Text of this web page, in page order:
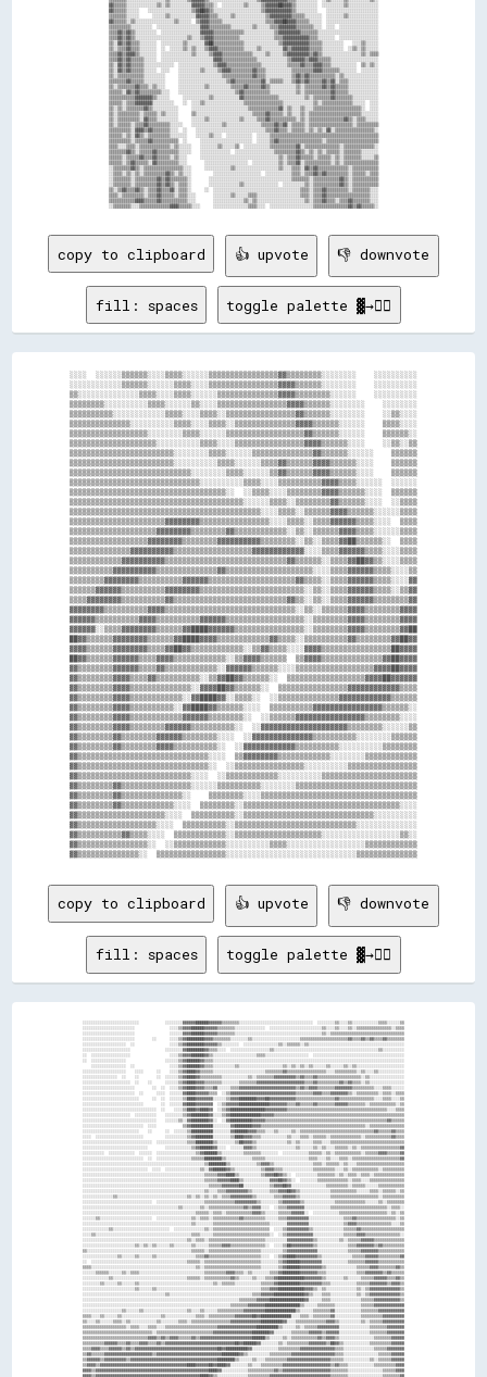
copy to clipboard 👍 upvote 👎 downvote
fill: spaces toggle palette ▓→✊🏽
░░░░  ░░░░░░▒▒▒▒▒▒░░░░▒▒▒▒░░░░░░▒▒▒▒▒▒▒▒▒▒▒▒▒▒▒▒▓▓▒▒▒▒▒▒▒▒░░░░░░░░    ░░░░░░░░░░
░░░░░░░░░░░░▒▒▒▒▒▒░░░░░░▒▒▒▒░░░░▒▒▒▒▒▒▒▒▒▒▒▒▒▒▒▒▓▓▓▓▒▒▒▒▒▒░░░░░░░░    ░░░░░░░░░░
▒▒░░░░░░░░░░░░░░▒▒▒▒░░░░▒▒▒▒░░░░░░▒▒▒▒▒▒▒▒▒▒▒▒▒▒▓▓▓▓▒▒▒▒▒▒▒▒░░░░░░    ░░░░░░░░░░
▒▒▒▒▒▒▒▒░░░░░░░░░░▒▒▒▒░░░░░░▒▒░░░░▒▒▒▒▒▒▒▒▒▒▒▒▒▒▒▒▓▓▓▓▒▒▒▒▒▒░░░░░░░░    ░░░░░░░░
▒▒▒▒▒▒▒▒▒▒░░░░░░░░░░░░▒▒▒▒░░░░▒▒▒▒░░▒▒▒▒▒▒▒▒▒▒▒▒▒▒▒▒▓▓▒▒▒▒▒▒░░░░░░░░    ░░▒▒░░░░
▒▒▒▒▒▒▒▒▒▒▒▒▒▒░░░░░░░░░░▒▒▒▒░░░░▒▒▒▒░░▒▒▒▒▒▒▒▒▒▒▒▒▒▒▓▓▓▓▒▒▒▒▒▒░░░░░░    ▒▒▒▒░░░░
▒▒▒▒▒▒▒▒▒▒▒▒▒▒▒▒▒▒░░░░░░░░▒▒▒▒░░░░░░▒▒▒▒▒▒▒▒▒▒▒▒▒▒▒▒▒▒▓▓▒▒▒▒▒▒░░░░░░    ▒▒▒▒▒▒░░
▒▒▒▒▒▒▒▒▒▒▒▒▒▒▒▒▒▒▒▒░░░░░░░░░░▒▒▒▒░░░░▒▒▒▒▒▒▒▒▒▒▒▒▒▒▒▒▓▓▓▓▒▒▒▒▒▒░░░░    ░░▒▒░░▒▒
▒▒▒▒▒▒▒▒▒▒▒▒▒▒▒▒▒▒▒▒▒▒▒▒░░░░░░░░▒▒▒▒░░░░░░▒▒▒▒▒▒▒▒▒▒▒▒▒▒▓▓▒▒▒▒▒▒░░░░░░    ▒▒▒▒▒▒
▒▒▒▒▒▒▒▒▒▒▒▒▒▒▒▒▒▒▒▒▒▒▒▒░░░░░░░░░░▒▒▒▒░░░░░░▒▒▒▒▓▓▒▒▒▒▒▒▓▓▓▓▒▒▒▒▒▒░░░░    ▒▒▒▒▒▒
▒▒▒▒▒▒▒▒▒▒▒▒▒▒▒▒▒▒▒▒▒▒▒▒▒▒▒▒░░░░░░░░▒▒▒▒░░░░░░▒▒▓▓▒▒▒▒▒▒▓▓▓▓▒▒▒▒▒▒░░░░    ▒▒▒▒▒▒
▒▒▒▒▒▒▒▒▒▒▒▒▒▒▒▒▒▒▒▒▒▒▒▒▒▒▒▒▒▒░░░░░░░░░░▒▒▒▒░░░░▒▒▒▒▒▒▒▒▒▒▓▓▓▓▒▒▒▒░░░░░░  ░░░░░░
▒▒▒▒▒▒▒▒▒▒▒▒▒▒▒▒▒▒▒▒▒▒▒▒▒▒▒▒▒▒▒▒▒▒▒▒░░  ░░▒▒▒▒░░░░▒▒▒▒▒▒▒▒▓▓▓▓▒▒▒▒▒▒░░░░  ▒▒▒▒▒▒
▒▒▒▒▒▒▒▒▒▒▒▒▒▒▒▒▒▒▒▒▒▒▒▒▒▒▒▒▒▒▒▒▒▒▒▒▒▒▒▒░░░░░░▒▒▒▒░░▒▒▒▒▒▒▒▒▓▓▒▒▒▒▒▒░░░░  ░░▒▒▒▒
▒▒▒▒▒▒▒▒▒▒▒▒▒▒▒▒▒▒▒▒▒▒▒▒▒▒▒▒▒▒▒▒▒▒▒▒▒▒▒▒▒▒▒▒░░░░▒▒▒▒░░▒▒▒▒▒▒▓▓▓▓▒▒▒▒▒▒░░░░░░▒▒▒▒
▒▒▒▒▒▒▒▒▒▒▒▒▒▒▒▒▒▒▒▒▒▒▓▓▓▓▓▓▓▓▒▒▒▒▒▒▒▒▒▒▒▒▒▒▒▒░░░░▒▒▒▒░░▒▒▒▒▓▓▓▓▓▓▒▒▒▒░░░░  ▒▒▒▒
▒▒▒▒▒▒▒▒▒▒▒▒▒▒▒▒▒▒▒▒▓▓▓▓▓▓▓▓▒▒▒▒▒▒▒▒▓▓▒▒▒▒▒▒▒▒▒▒▒▒░░▒▒░░▒▒▒▒▒▒▓▓▓▓▒▒▒▒░░░░░░▒▒▒▒
▒▒▒▒▒▒▒▒▒▒▒▒▒▒▒▒▒▒▓▓▓▓▓▓▓▓▒▒▒▒▒▒▒▒▓▓▓▓▓▓▓▓▓▓▒▒▒▒▒▒▒▒░░▒▒░░▒▒▒▒▓▓██▒▒▒▒▒▒░░  ▒▒▒▒
▒▒▒▒▒▒▒▒▒▒▒▒▒▒▓▓▓▓▓▓▓▓▓▓▒▒▒▒▒▒▒▒▒▒▒▒▒▒▒▒▒▒▓▓▓▓▓▓▓▓▓▓▓▓░░░░▒▒▒▒▓▓▓▓▓▓▒▒▒▒░░░░▒▒▒▒
▒▒▒▒▒▒▒▒▒▒▒▒▓▓▓▓▓▓▓▓▓▓▒▒▒▒▒▒▒▒▒▒▒▒▒▒▒▒▒▒▒▒▒▒▒▒▒▒▒▒▓▓▒▒▒▒▒▒░░▒▒▒▒▓▓██▓▓▒▒░░░░▒▒▒▒
▒▒▒▒▒▒▒▒▒▒▓▓▓▓▓▓▓▓▓▓▒▒▒▒▒▒▒▒▒▒▒▒▒▒▓▓▒▒▒▒▒▒▒▒▒▒▒▒▒▒▒▒▒▒▒▒░░░░▒▒▒▒▓▓▓▓▓▓▒▒▒▒░░░░▒▒
▒▒▒▒▒▒▒▒▓▓▓▓▓▓▓▓▒▒▒▒▒▒▒▒▒▒▓▓▓▓▓▓▒▒▒▒▒▒▒▒▒▒▒▒▒▒▒▒▒▒▒▒▓▓▒▒▒▒░░▒▒▒▒▓▓▓▓▓▓▒▒▒▒░░░░▓▓
▒▒▒▒▒▒▓▓▓▓▓▓▒▒▒▒▒▒▒▒▒▒▓▓▓▓▓▓▓▓▒▒▒▒▒▒▒▒▒▒▒▒▒▒▒▒▒▒▒▒▒▒▒▒░░▒▒░░▒▒▒▒▓▓▓▓▓▓▒▒▒▒░░▒▒▓▓
▒▒▒▒▓▓▓▓▓▓▓▓▒▒▒▒▒▒▒▒▒▒▓▓▒▒▒▒▒▒▒▒▒▒▒▒▒▒▒▒▒▒▒▒▒▒▒▒▒▒▓▓▒▒░░▒▒░░▒▒▒▒▓▓▓▓▓▓▒▒▒▒▒▒▒▒▓▓
▓▓▓▓▓▓▓▓▒▒▒▒▒▒▒▒▒▒▓▓▓▓▒▒▒▒▒▒▒▒▒▒▒▒▒▒▒▒▒▒▒▒▒▒▒▒▒▒▒▒▒▒░░▒▒░░▒▒▒▒▒▒▓▓▓▓▒▒▒▒▒▒▒▒▓▓▓▓
▓▓▓▓▓▓▒▒▒▒▒▒▒▒▒▒▓▓▓▓▒▒▒▒▒▒▒▒▒▒▓▓▓▓▓▓▒▒▒▒▒▒▒▒▒▒▒▒▒▒▒▒▒▒░░▒▒▒▒▒▒▒▒▓▓▓▓▒▒▒▒▒▒▒▒▓▓▓▓
▓▓▓▓▓▓░░▒▒▒▒▓▓▓▓▓▓▓▓▒▒▒▒▒▒▓▓████▓▓▓▓▓▓▒▒▒▒▒▒▒▒▒▒▒▒▒▒▒▒░░▒▒▒▒▒▒▒▒▓▓▓▓▒▒▒▒▒▒▒▒▓▓██
██▓▓▒▒▒▒▒▒▓▓▓▓▓▓▓▓▒▒▒▒▒▒▓▓████▓▓▓▓▒▒▒▒▒▒▒▒▒▒▒▒▓▓▒▒▒▒░░▒▒▒▒▒▒▒▒▒▒▓▓▒▒▒▒▒▒▒▒▓▓██▓▓
▓▓▓▓▒▒▒▒▒▒▓▓▓▓▓▓▓▓▒▒▒▒▓▓██▓▓▒▒▒▒▒▒▒▒▒▒▒▒░░▒▒▓▓▒▒▒▒░░░░▓▓▓▓▒▒▒▒▒▒▒▒▒▒▒▒▒▒▒▒██▓▓▓▓
██▓▓▒▒▒▒▒▒▓▓▓▓▓▓▒▒▒▒▓▓▓▓▒▒▒▒▒▒▒▒▒▒▒▒░░▒▒▓▓▓▓▒▒▒▒▒▒  ▒▒▓▓▓▓▒▒▒▒▒▒▒▒▒▒▒▒▒▒▓▓██▓▓▓▓
▓▓▒▒▒▒▒▒▒▒▓▓▓▓▓▓▒▒▒▒▓▓▒▒▒▒▒▒▒▒▒▒▒▒░░▓▓▓▓▓▓▒▒▒▒▒▒░░░░▒▒▒▒▒▒▒▒▒▒▒▒▒▒▒▒▒▒▓▓▓▓██▓▓▓▓
▓▓▒▒▒▒▒▒▒▒▓▓▓▓▒▒▒▒▓▓▒▒▒▒▒▒▒▒▒▒░░▒▒▓▓██▓▓▒▒▒▒▒▒░░  ▒▒▒▒▒▒▒▒▒▒▒▒▒▒▒▒▒▒▓▓▓▓██▓▓▓▓▓▓
▓▓▒▒▒▒▒▒▒▒▓▓▓▓▒▒▒▒▒▒▒▒▒▒▒▒▒▒░░▓▓▓▓██▓▓▒▒▒▒▒▒░░  ▒▒▒▒▒▒▒▒▒▒▒▒▒▒▒▒▓▓▓▓▓▓▓▓▓▓▓▓▒▒▒▒
▓▓▒▒▒▒▒▒▒▒▓▓▓▓▒▒▒▒▒▒▒▒▒▒▒▒░░▓▓████▓▓░░▒▒▒▒░░  ░░▒▒▒▒▒▒▒▒▒▒▒▒▒▒▓▓▓▓▓▓▓▓▓▓▓▓▒▒▒▒▒▒
▓▓▒▒▒▒▒▒▒▒▓▓▓▓▒▒▒▒▒▒▒▒▒▒░░▓▓████▓▓▒▒▒▒▒▒░░░░  ▒▒▒▒▒▒▒▒▒▒▓▓▓▓▓▓▓▓▓▓▓▓▓▓▓▓▒▒▒▒▒▒░░
▓▓▒▒▒▒▒▒▒▒▓▓▓▓▒▒▒▒▒▒▒▒▒▒▒▒▓▓▓▓▓▓▒▒▒▒▒▒▒▒░░  ░░▒▒▒▒▒▒▓▓▓▓▓▓▓▓▓▓▓▓▓▓▓▓▒▒▒▒▒▒▒▒░░░░
▓▓▒▒▒▒▒▒▒▒▓▓▓▓▒▒▒▒▒▒▒▒▓▓▓▓▓▓▒▒▒▒▒▒▒▒▒▒░░  ░░▓▓▓▓▓▓▓▓▓▓▓▓▓▓▓▓▓▓▓▓▒▒▒▒▒▒▒▒░░░░░░▒▒
▓▓▒▒▒▒▒▒▒▒▓▓▒▒▒▒▒▒▒▒▓▓▓▓▓▓▒▒▒▒▒▒▒▒░░░░  ░░▓▓▓▓▓▓▓▓▓▓▓▓▓▓▒▒▒▒▒▒▒▒▒▒░░░░░░░░▒▒▒▒▒▒
▓▓▒▒▒▒▒▒▒▒▓▓▒▒▒▒▒▒▒▒▓▓▓▓▒▒▒▒▒▒▒▒▒▒░░  ░░▓▓▓▓▓▓▓▓▓▓▓▓▒▒▒▒▒▒▒▒▒▒░░░░░░░░░░▒▒▒▒▒▒▒▒
▓▓▒▒▒▒▒▒▒▒▒▒▒▒▒▒▒▒▒▒▒▒▒▒▒▒▒▒▒▒▒▒░░░░  ▒▒▓▓▓▓▓▓▓▓▒▒▒▒▒▒▒▒▒▒▒▒░░░░░░░░▒▒▒▒▒▒▒▒▒▒▒▒
▓▓▒▒▒▒▒▒▒▒▒▒▒▒▒▒▒▒▒▒▒▒▒▒▒▒▒▒▒▒▒▒░░  ░░▒▒▒▒▒▒▒▒▒▒▒▒▒▒▒▒░░░░░░░░░░▒▒▒▒▒▒▒▒▒▒▒▒▒▒▒▒
▓▓▒▒▒▒▒▒▒▒▒▒▒▒▒▒▒▒▒▒▒▒▒▒▒▒▒▒░░░░  ░░▒▒▒▒▒▒▒▒▒▒▒▒░░░░░░░░░░▒▒▒▒▒▒▒▒▒▒▒▒▒▒▒▒▒▒▒▒▒▒
▓▓▒▒▒▒▒▒▒▒▓▓▒▒▒▒▒▒▒▒▒▒▒▒▒▒▒▒░░░░░░▒▒▒▒▒▒▒▒▒▒░░░░░░░░▒▒▒▒▒▒▒▒▒▒▒▒▒▒▒▒▒▒▒▒▒▒▒▒▒▒▒▒
▓▓▒▒▒▒▒▒▒▒▓▓▒▒▒▒▒▒▒▒▒▒▒▒▒▒░░    ▒▒▒▒▒▒▒▒░░░░▒▒▒▒▒▒▒▒▒▒▒▒▒▒▒▒▒▒▒▒▒▒▒▒▒▒▒▒▒▒▒▒▒▒▒▒
▓▓▒▒▒▒▒▒▒▒▓▓▒▒▒▒▒▒▒▒▒▒▒▒░░░░  ▒▒▒▒▒▒▒▒░░▒▒▒▒▒▒▒▒▒▒▒▒▒▒▒▒▒▒▒▒▒▒▒▒▒▒▒▒▒▒▒▒▒▒▒▒░░░░
▓▓▒▒▒▒▒▒▒▒▒▒▒▒▒▒▒▒▒▒▒▒░░░░  ▒▒▒▒▒▒▒▒▒▒░░▒▒▒▒▒▒▒▒▒▒▒▒▒▒▒▒▒▒▒▒▒▒▒▒▒▒▒▒▒▒░░░░░░░░░░
▓▓▒▒▒▒▒▒▒▒▒▒▒▒▒▒▒▒▒▒░░░░  ▒▒▒▒▒▒▒▒▒▒░░▒▒▒▒▒▒▒▒▒▒▒▒▒▒▒▒▒▒▒▒▒▒▒▒▒▒▒▒░░░░░░░░░░░░░░
▓▓▒▒▒▒▒▒▒▒▒▒▓▓▒▒▒▒░░░░  ▒▒▒▒▒▒▒▒▒▒▒▒░░▒▒▒▒▒▒▒▒▒▒▒▒▒▒▒▒▒▒▒▒░░░░░░░░░░░░░░░░░░▒▒░░
▓▓▒▒▒▒▒▒▒▒▒▒▒▒▒▒▒▒░░  ░░▒▒▒▒▒▒▒▒▒▒▒▒░░░░░░░░░░▒▒▒▒░░░░░░░░░░░░░░░░░░▒▒▒▒▒▒▒▒▒▒▒▒
copy to clipboard 👍 upvote 👎 downvote
fill: spaces toggle palette ▓→✊🏽
░░░░░░░░░░░░░░░░░░░░░░░░░░            ░░░░░░░░▓▓▓▓▓▓██████▓▓▓▓▓▓▒▒▒▒▒▒▒▒░░░░░░░░░░░░░░░░░░░░░░░░░░░░░░░░░░  ░░░░░░░░▒▒░░░░▒▒░░░░░░░░░░░░▒▒▒▒░░░░░░▒▒
░░░░░░░░░░░░░░░░░░░░░░░░                ░░░░▒▒▓▓▓▓██████▓▓▓▓▓▓▒▒▒▒▒▒▒▒░░░░░░░░░░░░░░  ░░░░░░░░░░░░░░░░░░░░░░░░▒▒░░░░▒▒░░░░▒▒░░▒▒▒▒▒▒▒▒▒▒▒▒▒▒▒▒░░▒▒▒▒
░░░░░░░░░░░░░░░░░░░░░░░░                ░░░░░░▓▓▓▓██████▓▓▓▓▓▓▒▒▒▒▒▒▒▒░░░░░░░░░░░░░░░░░░░░░░░░░░░░░░░░░░░░░░░░▒▒░░▒▒▒▒▒▒▒▒▒▒▒▒▒▒▒▒▒▒▒▒▒▒▒▒▒▒▒▒▒▒▒▒▒▒
░░░░░░░░░░░░░░░░░░░░░░░░        ░░      ░░░░▒▒▓▓████████▓▓▓▓▒▒▒▒▒▒▒▒░░░░░░░░▒▒░░░░░░░░░░░░░░░░░░░░░░▒▒▒▒▒▒▒▒▒▒▒▒▒▒▒▒▒▒▒▒▒▒▓▓▒▒▒▒▓▓▒▒▓▓▒▒▒▒▓▓▒▒▒▒▒▒▒▒
░░░░░░░░░░░░░░░░░░░░  ░░                ░░░░▒▒▓▓████████▓▓▓▓▓▓▒▒░░░░░░░░  ░░░░░░░░░░░░░░░░▒▒░░▒▒▒▒▒▒░░▒▒░░░░░░░░░░░░░░░░░░░░░░░░░░░░░░░░░░░░░░░░░░░░
░░░░░░░░░░░░░░░░░░░░░░                ░░░░░░░░▓▓████████▓▓▒▒▒▒░░░░  ░░░░░░░░░░░░░░░░░░▒▒░░░░░░░░░░░░░░░░░░░░░░░░░░░░░░░░░░░░░░░░░░░░░░░░▒▒░░░░░░░░░░
░░  ░░░░░░░░░░░░░░░░░░                  ░░░░▒▒▓▓▓▓██████▓▓▒▒░░░░░░░░░░░░░░░░░░░░▒▒▒▒░░░░░░░░░░░░░░░░░░░░  ░░░░░░░░░░░░░░░░░░░░░░░░░░░░░░░░░░░░░░░░░░
░░  ░░░░░░░░░░░░░░░░                  ░░░░░░▒▒▓▓██████▓▓▒▒▒▒░░░░░░░░░░░░░░░░░░░░░░░░░░░░░░░░░░░░░░░░░░░░░░░░░░░░░░░░░░░░░░░░░░░░░░░░░░░░░░░░░░░░░░░░
    ░░░░░░░░░░░░░░░░  ░░                ░░░░▒▒▓▓██████▓▓▒▒▒▒░░░░░░░░░░▒▒░░░░░░░░░░░░░░░░░░░░▒▒░░▒▒░░▒▒░░▒▒░░░░░░▒▒░░░░░░▒▒░░▒▒░░░░░░░░░░░░░░░░░░░░░░
░░░░░░░░░░░░░░░░░░░░    ░░░░      ░░    ░░░░▒▒▓▓████▓▓▒▒▒▒▒▒░░░░░░░░░░░░░░░░░░░░░░░░▒▒▒▒▒▒▒▒▓▓▒▒▒▒▒▒▒▒▒▒▒▒▒▒▒▒▒▒░░░░▒▒▒▒▒▒▒▒▒▒░░▒▒░░░░▒▒░░░░░░░░░░░░
░░░░░░░░░░░░░░░░  ░░    ░░        ░░  ░░░░░░▒▒▓▓████▓▓▒▒▒▒▒▒▒▒▒▒░░░░░░░░░░░░▒▒░░▒▒▒▒▒▒▒▒▓▓▓▓▓▓▓▓▓▓▒▒▓▓▒▒▒▒▓▓▒▒▒▒▒▒▒▒▒▒▒▒▒▒▒▒▒▒▒▒░░▒▒░░░░░░░░░░░░░░░░
░░░░░░░░░░░░░░░░░░░░░░  ░░    ░░      ░░░░░░▒▒▓▓████▓▓▓▓▒▒▒▒▒▒▒▒░░░░░░░░▒▒▒▒▒▒▒▒▓▓▓▓▓▓▓▓▓▓▓▓▓▓▓▓▓▓▓▓▓▓▒▒▒▒▓▓▒▒▒▒▒▒▒▒▒▒▓▓▒▒▓▓▒▒▒▒░░▒▒░░░░░░░░░░░░░░░░
░░░░░░░░░░░░░░░░░░░░░░░░        ░░  ░░  ░░░░▒▒▓▓████▓▓▓▓▒▒▒▒▓▓░░░░░░▒▒▒▒▓▓▓▓▓▓▓▓▓▓▓▓▓▓▓▓▓▓▓▓▓▓▓▓▓▓▒▒▓▓▒▒▓▓▓▓▒▒▒▒▒▒▒▒▓▓▓▓▓▓▓▓▒▒▒▒▒▒▒▒▒▒░░░░▒▒▒▒░░░░░░
░░░░░░░░░░░░░░░░░░░░░░░░  ░░      ░░░░  ░░░░░░▓▓████▓▓▓▓▓▓▒▒▒▒  ░░▒▒▓▓▓▓▓▓▓▓▓▓▓▓▓▓▓▓▓▓▓▓▓▓▓▓▓▓▓▓▓▓▒▒▒▒▒▒▒▒▓▓▓▓▒▒▒▒▓▓▓▓▓▓▓▓▒▒░░▒▒▒▒▒▒▒▒▒▒░░▒▒▒▒░░▒▒▒▒
░░░░░░░░░░░░░░░░░░░░░░░░░░      ░░  ░░  ░░░░░░▒▒████▓▓▓▓▓▓▓▓░░░░░░▒▒▓▓▓▓████████▓▓▓▓██▓▓▓▓▓▓▓▓▓▓▓▓▒▒▒▒▒▒▒▒▒▒▒▒▒▒▒▒▒▒▓▓▒▒▒▒▒▒▒▒▒▒▒▒▒▒▒▒░░░░▒▒▒▒░░░░▒▒
░░░░░░░░░░░░░░░░░░░░░░░░░░░░        ░░  ░░░░░░▓▓████▓▓▓▓▓▓▓▓  ░░▒▒▓▓▓▓▓▓██████████████▓▓▓▓▓▓▓▓▒▒▒▒▓▓▒▒▒▒▒▒▓▓▒▒▒▒▒▒▒▒▓▓▓▓▓▓▒▒▒▒▒▒▒▒░░▒▒▒▒▒▒▒▒▒▒▒▒░░▒▒
░░░░░░░░░░░░░░░░░░░░░░░░░░░░░░░░░░  ░░    ░░░░▒▒████▓▓████▓▓  ░░▒▒▓▓████████████████▓▓▓▓▓▓▓▓▓▓▒▒▒▒▒▒▒▒▒▒▒▒▒▒▒▒▒▒▒▒▒▒▒▒▒▒▒▒▒▒▒▒▒▒▒▒▒▒▒▒▒▒▒▒▒▒░░░░▒▒▒▒
░░░░░░░░░░░░░░░░░░░░░░  ░░░░░░░░░░    ░░░░░░░░▒▒▓▓████████▓▓░░░░▒▒▓▓██████████████▓▓▓▓▓▓▒▒▒▒▒▒▒▒▒▒▒▒▒▒▒▒▒▒▒▒▒▒▒▒▒▒▒▒▒▒▒▒▒▒▒▒▒▒▒▒▒▒▒▒▒▒▒▒▒▒▒▒▒▒▒▒▒▒▒▒
░░░░░░░░░░░░░░░░░░░░░░░░░░░░░░░░░░    ░░░░░░▒▒░░▓▓████████▓▓░░  ░░▓▓██████████▓▓▓▓▓▓▒▒▒▒▒▒▒▒▒▒▒▒▒▒▒▒▒▒▒▒▒▒▒▒▒▒▒▒▒▒▒▒▒▒▒▒▒▒▒▒▒▒▒▒▒▒▒▒▒▒▒▒▒▒▒▒▓▓▒▒▒▒▒▒
░░░░░░░░░░░░░░░░░░░░░░░░░░░░  ░░░░            ▒▒▓▓██████████░░░░░░░░▓▓████████▓▓▓▓▒▒▒▒▒▒▒▒▒▒▒▒▒▒▒▒▒▒▒▒▒▒▒▒▒▒▒▒▒▒▒▒▒▒▒▒▒▒▒▒▒▒▒▒▒▒▒▒░░▒▒▒▒▒▒▒▒▒▒▒▒▒▒▒▒
░░░░░░░░░░░░░░░░░░░░░░░░░░    ░░      ░░  ░░░░░░▒▒██████████░░░░░░░░▓▓██████▓▓▓▓▒▒▒▒░░░░▒▒░░░░░░▒▒░░▒▒▒▒▒▒▒▒▒▒▒▒▒▒▒▒▒▒▒▒▒▒▒▒▒▒▒▒▒▒▒▒▒▒▓▓▒▒▒▒▒▒▓▓▒▒▒▒
░░░░  ░░░░░░░░░░░░░░░░░░░░░░          ░░░░░░░░░░▒▒▓▓████████░░░░░░░░▒▒████▓▓▓▓▒▒▒▒░░░░░░░░░░░░▒▒░░░░▒▒▒▒░░▒▒▒▒▒▒░░▒▒▒▒▒▒▒▒▒▒▒▒▒▒░░▒▒▒▒▒▒▒▒▒▒▒▒▓▓▒▒▒▒
░░░░░░░░░░░░░░░░░░░░░░░░░░░░░░░░  ░░░░░░░░░░░░░░▒▒▒▒████████▒▒░░░░░░░░▒▒██▓▓▓▓▒▒░░░░░░░░░░░░░░▒▒░░▒▒░░░░░░▒▒▒▒░░░░▒▒▒▒▒▒▒▒▒▒▒▒▒▒▒▒▒▒▒▒▒▒▒▒▒▒▒▒▒▒▒▒▒▒
░░░░░░░░░░░░░░░░░░░░░░░░░░░░░░        ░░░░░░░░░░░░▒▒▓▓██████▓▓░░░░  ░░░░░░▓▓▓▓▒▒░░░░░░░░░░░░░░░░░░▒▒░░░░░░▒▒░░▒▒░░░░▒▒▒▒▒▒░░▒▒░░▒▒▒▒▒▒▒▒▒▒▒▒▒▒▒▒▒▒▓▓
░░░░░░░░░░  ░░░░░░░░░░░░  ░░░░░░  ░░░░░░░░░░░░░░░░░░▒▒▓▓██████▒▒░░░░░░░░░░▒▒▒▒▒▒▒▒░░░░░░░░  ░░░░░░░░░░░░▒▒▒▒▒▒░░▒▒░░▒▒▒▒▒▒▒▒▒▒▒▒░░▒▒▒▒▒▒▓▓▓▓▒▒▒▒▒▒▓▓
░░░░░░░░░░░░░░░░░░░░░░░░░░░░  ░░  ░░░░░░░░░░░░░░░░▒▒▒▒▒▒████████▒▒░░░░░░░░░░░░▒▒▒▒▒▒░░░░░░░░░░░░░░░░░░░░▒▒▒▒░░░░▒▒░░░░▒▒▒▒░░▒▒▒▒▒▒▒▒▒▒▒▒▒▒▒▒▒▒▒▒▒▒▓▓
░░░░░░░░░░░░░░░░░░░░░░░░░░░░░░░░░░░░░░░░░░░░░░░░░░░░░░░░▒▒████████▒▒░░░░░░░░░░░░▒▒▓▓▓▓▒▒░░░░░░░░░░░░░░░░░░▒▒▒▒░░▒▒▒▒▒▒░░▒▒░░░░▒▒▒▒▒▒▒▒▒▒▒▒▒▒▒▒▒▒▒▒▒▒
░░░░░░░░░░░░░░░░░░░░░░░░░░░░░░  ░░░░  ░░░░░░░░░░░░░░░░▒▒░░▓▓██████▓▓▒▒░░░░░░░░░░░░▒▒▓▓▓▓▒▒▒▒░░░░░░░░░░░░░░▒▒▒▒▒▒▒▒▒▒░░░░▒▒░░▒▒▒▒▒▒▒▒▒▒▒▒░░▒▒▒▒▒▒▒▒▒▒
░░░░░░░░░░░░░░░░░░░░░░░░░░░░░░░░░░░░░░░░░░░░░░░░░░░░░░░░▒▒▒▒▒▒▓▓▓▓████▒▒░░░░░░░░░░▒▒▓▓▓▓██▓▓▒▒░░  ░░░░░░░░░░▒▒▒▒▒▒▒▒░░▒▒░░▒▒▒▒░░▒▒▒▒░░▒▒▒▒▒▒▒▒▒▒▒▒▒▒
░░░░░░░░░░░░░░░░░░░░░░░░░░░░░░░░░░░░░░░░░░░░░░░░░░░░░░░░▒▒▒▒▒▒▓▓▓▓▓▓████▒▒░░░░░░░░░░░░▓▓▓▓██▓▓▒▒░░  ░░░░░░░░▒▒▒▒▒▒▒▒▒▒▒▒▒▒░░▒▒▒▒░░░░▒▒▒▒▒▒▒▒▒▒▒▒▒▒▒▒
░░░░░░░░░░░░░░░░░░░░░░░░░░░░░░░░░░░░░░░░░░░░░░░░░░░░░░░░░░▒▒▒▒▒▒▓▓▓▓▓▓▓▓██░░░░░░░░░░░░▒▒▓▓▓▓██▓▓░░░░░░░░░░░░░░░░▒▒▒▒▒▒▒▒▒▒░░▒▒▒▒▒▒░░░░░░▒▒▒▒▒▒▒▒▒▒▒▒
░░░░░░░░░░░░░░░░░░░░░░░░░░░░░░░░░░░░░░░░░░░░░░░░░░░░░░░░▒▒░░░░▒▒▒▒▓▓▓▓▓▓▓▓▓▓▒▒░░░░░░░░▒▒▒▒▓▓▓▓██▓▓▒▒░░░░░░░░░░░░░░▒▒▒▒▒▒▒▒▒▒▒▒░░░░░░▒▒▒▒░░▒▒▒▒▒▒░░▒▒
░░░░░░░░░░░░░░▒▒░░░░░░░░░░░░░░░░░░░░░░░░░░░░░░░░▒▒░░▒▒░░▒▒░░▒▒░░▒▒▒▒▓▓▓▓▓▓▓▓▓▓▒▒░░░░░░░░▒▒▒▒▓▓▓▓▓▓▒▒░░░░░░░░░░░░░░▒▒▒▒▒▒▒▒▒▒▒▒▒▒▒▒▒▒▒▒▒▒░░▒▒▒▒▒▒▒▒▒▒
░░░░░░░░░░░░░░░░░░░░░░░░░░░░░░░░  ░░░░░░░░░░░░░░░░░░░░░░▒▒▒▒▒▒▒▒▒▒▒▒▒▒▓▓▓▓▓▓▓▓▓▓▒▒░░░░░░░░▒▒▓▓▓▓▓▓▓▓▒▒░░░░░░░░░░░░░░▒▒▒▒▒▒▒▒▒▒▒▒▒▒░░░░░░▒▒░░▒▒▒▒▒▒▒▒
░░░░░░░░░░░░░░░░░░░░░░░░░░░░░░░░░░░░░░░░░░░░▒▒░░░░░░░░▒▒░░▒▒▒▒▒▒▒▒▒▒▒▒▒▒▒▒▓▓▒▒▓▓▓▓░░░░  ░░▒▒▒▒▓▓▓▓▓▓▓▓░░░░░░░░░░░░▒▒▒▒▒▒▒▒▒▒▒▒▒▒▒▒▒▒▒▒▒▒▒▒▒▒░░▒▒▒▒░░
░░░░░░░░░░░░░░░░░░░░░░░░░░░░░░░░░░░░░░░░░░░░░░░░░░░░▒▒▒▒▒▒░░▒▒▒▒░░▒▒▒▒▒▒▒▒▒▒▒▒▓▓▓▓▒▒░░░░░░▒▒▒▒▒▒▓▓▓▓▓▓░░  ░░░░░░░░░░░░▒▒▒▒▒▒▒▒▒▒▒▒▒▒▒▒▒▒▒▒▒▒░░▒▒░░▒▒
░░░░░░▒▒░░░░░░░░░░░░░░░░░░░░░░░░  ░░░░░░░░░░░░░░░░▒▒░░▒▒▒▒░░▒▒▒▒▒▒▒▒▒▒▒▒▓▓▒▒▒▒▒▒▒▒▒▒░░░░░░▒▒▒▒▓▓▓▓▓▓▓▓▓▓░░░░░░░░░░░░░░░░▒▒▒▒▓▓▒▒▒▒▒▒▒▒▒▒▒▒▒▒▒▒▒▒░░▒▒
░░░░░░░░░░░░░░░░░░░░░░░░░░░░░░░░░░░░░░░░░░░░░░░░░░▒▒░░░░░░░░▒▒▒▒▒▒▒▒▒▒▒▒▒▒▒▒▒▒▒▒▒▒▒▒▒▒░░░░░░░░▓▓▓▓▓▓▓▓▓▓░░░░░░░░░░░░░░░░▒▒▓▓▓▓▒▒▒▒▒▒▒▒▒▒▒▒▒▒▒▒░░░░▒▒
░░░░░░░░░░░░▒▒░░░░░░░░░░░░░░░░░░░░░░░░░░  ░░░░░░░░░░░░░░▒▒░░▒▒▒▒▒▒▒▒▒▒▒▒▒▒▒▒▒▒▒▒▒▒▒▒▒▒  ░░░░▒▒▓▓▓▓▓▓▓▓▓▓▒▒░░░░░░░░░░░░░░▒▒▒▒▒▒▓▓▒▒▒▒▒▒▒▒▒▒▒▒▒▒▒▒▒▒▒▒
░░░░▒▒░░░░░░░░░░░░░░░░░░░░░░░░░░░░░░░░░░░░░░░░░░░░▒▒▒▒░░░░░░▒▒▒▒▒▒▒▒▒▒▒▒▒▒▒▒▒▒▒▒▒▒▒▒▒▒░░  ░░▒▒▓▓▓▓▓▓▓▓▓▓▓▓░░░░░░░░░░░░░░▒▒▒▒▒▒▓▓▓▓▒▒▒▒▒▒▒▒▒▒▒▒▒▒▒▒░░
░░░░░░░░░░░░░░░░░░░░░░░░░░░░░░░░░░░░░░░░░░░░░░░░▒▒░░▒▒▒▒░░▒▒▒▒▒▒▒▒▒▒▒▒▒▒▒▒▒▒▒▒▒▒▒▒▒▒░░░░░░░░░░▓▓▓▓▓▓▓▓▓▓▓▓▒▒░░░░░░░░░░▒▒░░▒▒▒▒▒▒▓▓▓▓▓▓▒▒▒▒▒▒▒▒▒▒▒▒▒▒
░░░░░░░░░░░░░░░░░░░░░░░░▒▒░░▒▒░░▒▒░░░░░░▒▒░░░░░░░░▒▒░░░░░░▒▒▒▒▒▒▓▓▓▓▒▒▒▒▒▒▒▒▒▒▒▒▒▒▒▒░░  ░░░░▒▒██▓▓▓▓▓▓▓▓▓▓▒▒░░░░░░░░░░░░░░▒▒▒▒▓▓▓▓▓▓▓▓▒▒▓▓▒▒▒▒▒▒▒▒▒▒
▒▒░░░░░░░░░░░░░░░░░░░░░░░░░░░░░░░░░░░░░░░░░░░░░░░░▒▒▒▒▒▒░░▒▒▒▒▒▒▒▒▒▒▒▒▒▒▒▒▒▒▒▒▒▒▒▒░░░░░░░░░░▒▒▓▓▓▓▓▓▓▓▓▓▓▓▓▓░░░░░░░░░░░░░░▒▒▒▒▒▒▓▓▓▓▓▓▓▓▒▒▒▒▒▒▒▒▒▒▒▒
░░░░░░░░░░░░░░░░▒▒░░░░░░▒▒░░░░░░▒▒░░░░░░░░░░░░░░░░░░▒▒▒▒▓▓▒▒▒▒▒▒▒▒▒▒▒▒▒▒▒▒▒▒▒▒▒▒▒▒░░░░  ░░▒▒▓▓████▓▓▓▓▓▓▓▓▓▓▒▒░░░░░░░░░░░░░░▒▒▒▒▒▒▓▓▓▓▓▓▒▒▒▒▒▒▒▒▒▒▓▓
░░  ░░░░░░░░░░░░░░░░░░░░░░░░░░░░░░░░░░░░░░░░░░░░▒▒▒▒▒▒░░▒▒▒▒▒▒▒▒▒▒▒▒▒▒▒▒▒▒▒▒▒▒▒▒▒▒░░░░░░░░▒▒▓▓██████▓▓▓▓▓▓▓▓▓▓░░░░░░░░░░░░▒▒▒▒▒▒▒▒▓▓▓▓▓▓▒▒▒▒▒▒▒▒▒▒▒▒
▒▒▒▒░░░░░░░░░░░░░░░░░░░░░░░░░░░░░░░░░░░░░░░░░░░░░░░░▒▒░░▒▒▒▒▒▒▒▒▒▒▒▒▒▒▒▒▒▒▒▒▒▒▒▒▒▒░░░░░░░░▒▒▓▓██████▓▓▓▓▓▓▓▓▓▓▒▒░░░░░░░░░░░░░░▒▒▒▒▒▒▓▓▓▓▒▒▒▒▒▒▒▒▓▓▒▒
░░░░░░▒▒▒▒▒▒░░░░░░▒▒░░▒▒▒▒░░░░░░░░░░░░░░░░░░░░░░░░░░░░░░▒▒▒▒▒▒▒▒▒▒▓▓▓▓▒▒▒▒░░▒▒░░░░░░░░▒▒▒▒▓▓████████▓▓▓▓▓▓▓▓▒▒▒▒░░░░░░░░░░░░░░▒▒▒▒▓▓▓▓▓▓▓▓▒▒▓▓▒▒▒▒▒▒
░░░░░░░░░░░░▒▒░░░░░░░░░░░░░░░░░░░░░░░░░░░░░░░░░░▒▒▒▒▒▒░░▒▒▒▒▒▒▒▒▒▒▒▒▓▓▒▒░░░░░░▒▒░░░░▒▒▒▒▓▓████████████▓▓▓▓▓▓▓▓▒▒░░░░░░░░▒▒░░░░░░▒▒▒▒▒▒▓▓▓▓▓▓▒▒▒▒▓▓▒▒
░░░░░░░░▒▒░░░░░░▒▒░░░░░░▒▒░░░░░░░░░░░░░░░░░░░░░░░░░░░░░░░░░░▒▒░░▒▒▒▒▒▒░░░░░░░░░░░░▒▒▒▒▒▒▓▓██████████▓▓▓▓▓▓▓▓▓▓▒▒▒▒░░░░░░░░░░░░▒▒▒▒▒▒▓▓▓▓▓▓▓▓▒▒▓▓▓▓▒▒
░░░░░░░░░░░░░░░░░░░░░░░░▒▒░░░░░░▒▒░░░░░░░░░░░░░░░░░░░░░░░░░░░░░░░░░░░░░░░░░░░░░░░░▒▒▒▒▓▓▓▓████████████▓▓▓▓▒▒░░▒▒░░░░░░░░░░░░░░▒▒░░▒▒▓▓▓▓▓▓▓▓▓▓▓▓▓▓▒▒
░░░░░░░░░░░░░░░░░░░░░░░░░░░░░░░░░░░░░░▒▒░░░░░░░░░░░░░░░░░░░░░░░░░░░░░░░░░░░░░░▒▒▒▒▓▓▓▓▓▓██████████████▓▓▒▒░░░░▒▒▒▒░░░░░░░░░░░░▒▒░░▒▒▓▓▓▓▓▓▓▓▓▓▓▓▓▓▒▒
░░░░░░░░░░░░░░░░░░░░░░░░░░░░░░░░░░░░░░░░░░░░░░░░░░░░░░░░░░░░░░░░░░░░░░░░▒▒▒▒▒▒▒▒▓▓▓▓▓▓████████████████▓▓░░░░░░▒▒▒▒░░░░░░░░░░░░░░▒▒▒▒▒▒▓▓▓▓▓▓▓▓▓▓▓▓▒▒
░░░░░░░░░░░░░░░░░░░░░░░░░░░░░░░░░░░░░░░░░░░░░░░░░░░░░░░░░░░░░░░░░░░░▒▒▒▒▒▒▒▒▓▓▓▓▓▓▓▓████████████████▒▒░░░░░░▒▒▒▒▒▒▒▒░░░░░░░░░░░░▒▒▒▒▒▒▓▓▓▓▓▓▓▓▓▓▓▓▓▓
░░░░░░░░░░░░░░░░░░▒▒░░░░░░▒▒░░░░░░░░░░░░░░░░░░░░▒▒░░░░▒▒░░░░░░▒▒▒▒▒▒▒▒▒▒▒▒▓▓▓▓▓▓▓▓▓▓██████████████▒▒░░░░░░▒▒▒▒▒▒▒▒▓▓░░░░░░░░░░░░▒▒▒▒▒▒▒▒▓▓▓▓▓▓▓▓▓▓▓▓
▒▒▒▒░░░░▒▒░░░░░░▒▒░░░░░░░░░░░░░░░░░░▒▒░░░░░░░░░░░░░░▒▒▒▒░░▒▒▒▒▒▒▒▒▒▒▒▒▓▓▓▓▓▓▓▓██▓▓██████████████░░░░▒▒▒▒░░▒▒▒▒▒▒▒▒▓▓░░░░░░░░░░░░▒▒▒▒▒▒▒▒▒▒▓▓▓▓▓▓▓▓▓▓
▒▒░░░░▒▒░░░░░░▒▒▒▒░░▒▒░░░░░░░░░░░░▒▒░░░░░░░░▒▒▒▒░░▒▒▒▒▒▒▒▒▒▒▒▒▒▒▒▒▒▒▓▓▓▓▓▓▓▓▓▓▓▓▓▓██████████▓▓░░░░▒▒▒▒▒▒▒▒▒▒▒▒▒▒▓▓▓▓▒▒░░░░░░░░░░▒▒░░▒▒▒▒▒▒▓▓▓▓▓▓▓▓▓▓
▒▒▒▒▒▒▒▒▒▒▒▒▒▒▒▒▒▒▒▒░░▒▒▒▒░░░░▒▒▒▒░░░░▒▒▒▒▒▒▒▒▒▒▒▒▒▒▒▒▒▒▒▒▒▒▒▒▓▓▓▓▓▓▓▓▓▓▓▓▓▓▓▓▓▓██████████▒▒░░░░░░▒▒░░▒▒▒▒▒▒▓▓▓▓▓▓▓▓▓▓░░░░░░░░░░░░░░▒▒▒▒▒▒▒▒▓▓▓▓▓▓▓▓
▒▒▒▒▒▒▒▒▒▒▒▒▒▒▒▒▒▒▒▒▒▒▒▒▒▒▒▒▒▒▒▒░░▒▒▒▒▒▒▒▒▒▒▒▒▒▒▒▒▒▒▒▒▒▒▒▒▒▒▓▓▓▓▓▓▓▓▓▓▓▓▓▓▓▓▓▓████████▓▓░░░░░░░░▒▒▒▒▒▒▒▒▓▓▓▓▓▓▒▒▓▓▓▓▓▓░░░░░░░░░░░░░░▒▒▒▒▒▒▒▒▓▓▓▓▓▓▓▓
▒▒▒▒▒▒▒▒▒▒▒▒▒▒▒▒▒▒▒▒▒▒▒▒▒▒▒▒▒▒▓▓▓▓▒▒▓▓▒▒▓▓▓▓▒▒▒▒▒▒▓▓▒▒▓▓▓▓▓▓▓▓▓▓▓▓▓▓▓▓▓▓▓▓▓▓▓▓██████▒▒░░░░░░▒▒░░▒▒▒▒▒▒▒▒▒▒▒▒▓▓▒▒▓▓▓▓▒▒░░░░░░░░░░░░░░░░▒▒▒▒▒▒▒▒▓▓▓▓▓▓
▒▒▒▒▒▒▒▒▒▒▓▓▓▓▓▓▒▒▒▒▓▓▒▒▒▒▓▓▓▓▒▒▒▒▓▓▒▒▓▓▓▓▓▓▓▓▓▓▓▓▓▓▓▓▓▓▓▓▓▓▓▓▓▓▓▓▓▓▓▓██▓▓██████▓▓░░░░░░░░▒▒░░▒▒▒▒▒▒▒▒▒▒▓▓▓▓▓▓▓▓▒▒██▓▓▒▒░░░░░░░░░░░░▒▒▒▒▒▒▒▒▒▒▓▓▓▓▓▓
▒▒▒▒▓▓▓▓▒▒▒▒▓▓▓▓▓▓▒▒▓▓▒▒▓▓▓▓▓▓▓▓▓▓▓▓▓▓▓▓▓▓▓▓▓▓▓▓▓▓▓▓▓▓▓▓▓▓▓▓▓▓██▓▓██████████▓▓░░░░░░░░░░░░▒▒▒▒▒▒▒▒▒▒▓▓▓▓▓▓▓▓▓▓▓▓▓▓▓▓▒▒▒▒░░░░░░░░░░░░░░▒▒▒▒▒▒▓▓▓▓▓▓▓▓
▒▒▓▓▒▒▒▒▒▒▓▓▓▓▓▓▓▓▓▓▓▓▓▓▓▓▓▓▓▓▓▓▒▒▓▓▓▓▓▓▓▓▓▓▓▓▓▓▓▓▓▓▓▓▓▓▓▓▓▓▓▓▓▓████████▓▓▒▒░░░░░░░░░░▒▒▒▒▒▒▒▒▒▒▓▓▓▓▓▓▓▓▓▓▓▓▓▓▓▓▓▓▓▓▒▒▒▒░░░░░░░░░░░░░░░░▒▒▒▒▒▒▓▓▓▓▓▓
▒▒▓▓▓▓▓▓▒▒▓▓▓▓▓▓▓▓▓▓▒▒▓▓▓▓▓▓▓▓▓▓▓▓▓▓▓▓▓▓▓▓▓▓▓▓▓▓▓▓▓▓▓▓▓▓▓▓▓▓▓▓████████▒▒░░░░░░▒▒░░░░▒▒▒▒▒▒▒▒▒▒▓▓▓▓▓▓▓▓▓▓▓▓▓▓▓▓▓▓▓▓▒▒▒▒▒▒░░░░░░░░░░░░▒▒░░▒▒▒▒▒▒▓▓▓▓▓▓
▒▒▓▓▓▓▒▒▓▓▓▓▓▓▓▓▓▓▓▓▓▓▓▓▓▓▓▓▓▓▓▓▓▓▓▓▓▓▓▓▓▓▓▓▓▓▓▓████▓▓▓▓▓▓██▓▓████▓▓░░░░░░░░▒▒░░░░▒▒▒▒▒▒▒▒▒▒▓▓▓▓▓▓▓▓▓▓▓▓▓▓▓▓▓▓▓▓▓▓▒▒▓▓▒▒▒▒░░░░░░░░░░░░▒▒▒▒▒▒▒▒▒▒▓▓▓▓
▓▓▓▓▒▒▓▓▓▓▓▓▓▓▓▓▓▓▓▓▓▓▓▓▓▓▓▓▓▓▓▓▓▓▓▓▓▓▓▓▓▓▓▓▓▓▓▓▓▓▓▓▓▓▓▓▓▓████▓▓░░░░░░░░░░░░▒▒▒▒▒▒▒▒▒▒▒▒▓▓▒▒▓▓▓▓▓▓▓▓▓▓▓▓▓▓▓▓▓▓▓▓▓▓▒▒▒▒▒▒▒▒░░░░░░░░░░░░░░░░▒▒▒▒▒▒▓▓▓▓
▓▓▓▓▒▒▓▓▓▓▓▓▓▓▓▓▓▓▓▓▓▓▓▓▓▓▓▓▓▓▓▓▓▓▓▓▓▓▓▓▓▓▓▓▓▓▓▓▓▓▓▓▓▓████▓▓▒▒░░░░░░░░░░░░░░▒▒▒▒▒▒▒▒▒▒▓▓▓▓▓▓▓▓▓▓▓▓▓▓▓▓▓▓▓▓▓▓▓▓▓▓▓▓▒▒▒▒▒▒▒▒░░░░░░░░░░░░░░░░▒▒▒▒▒▒▒▒▓▓
▒▒▓▓▓▓▒▒▓▓▓▓▓▓▓▓▓▓▓▓▓▓▓▓▓▓▓▓▓▓▓▓▓▓▓▓▓▓▓▓▓▓▓▓▓▓▓▓▓▓████▓▓▒▒░░░░░░░░░░░░▒▒▒▒░░▒▒▒▒▒▒▒▒▓▓▒▒▓▓▓▓▓▓▓▓▓▓▓▓▓▓▓▓▓▓▓▓▓▓▓▓▒▒▓▓▒▒▒▒▒▒░░░░░░░░░░░░░░░░▒▒▒▒▒▒▓▓▓▓
▒▒▓▓▓▓▓▓▒▒▓▓▓▓▓▓▓